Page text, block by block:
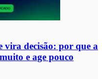
vira decisão: por que a
e age pouco